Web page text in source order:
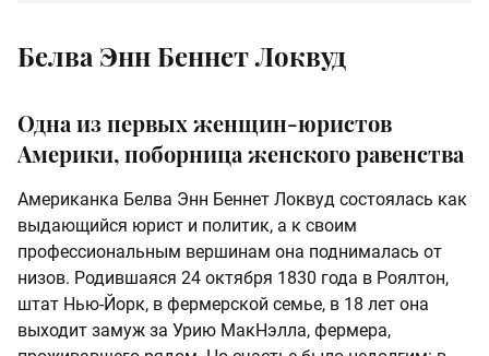
Белва Энн Беннет Локвуд
Одна из первых женщин-юристов
Америки, поборница женского равенства
Американка Белва Энн Беннет Локвуд состоялась как
выдающийся юрист и политик, а к своим
профессиональным вершинам она поднималась от
низов. Родившаяся 24 октября 1830 года в Роялтон,
штат Нью-Йорк, в фермерской семье, в 18 лет она
выходит замуж за Урию МакНэлла, фермера,